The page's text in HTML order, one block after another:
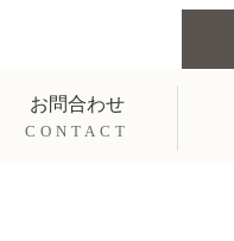
お問合わせ
CONTACT